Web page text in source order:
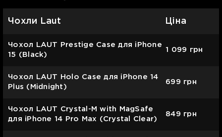
Чохли Laut Ціна
Чохол LAUT Prestige Case для iPhone
15 (Black)
1 099 грн
Чохол LAUT Holo Case для iPhone 14
Plus (Midnight)
699 грн
Чохол LAUT Crystal-M with MagSafe
для iPhone 14 Pro Max (Crystal Clear)
849 грн